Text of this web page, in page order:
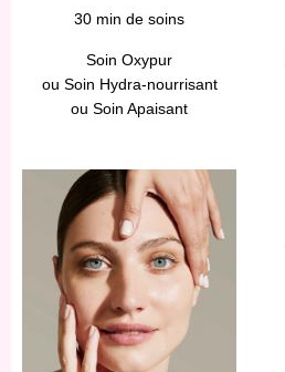
30 min de soins
Soin Oxypur
ou Soin Hydra-nourrisant
ou Soin Apaisant